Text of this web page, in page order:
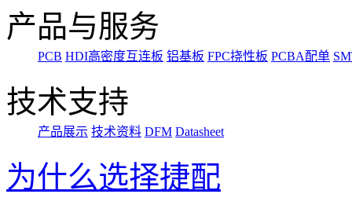
产品与服务
PCB HDI高密度互连板 铝基板 FPC挠性板 PCBA配单
技术支持
产品展示 技术资料 DFM Datasheet
为什么选择捷配